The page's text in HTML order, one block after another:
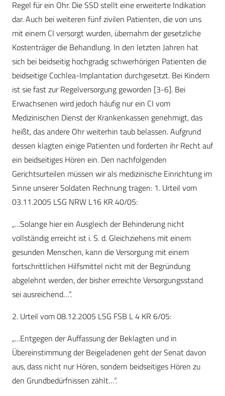
Regel für ein Ohr. Die SSD stellt eine erweiterte Indikation
dar. Auch bei weiteren fünf zivilen Patienten, die von uns
mit einem CI versorgt wurden, übernahm der gesetzliche
Kostenträger die Behandlung. In den letzten Jahren hat
sich bei beidseitig hochgradig schwerhörigen Patienten die
beidseitige Cochlea-Implantation durchgesetzt. Bei Kindern
ist sie fast zur Regelversorgung geworden [3-6]. Bei
Erwachsenen wird jedoch häufig nur ein CI vom
Medizinischen Dienst der Krankenkassen genehmigt, das
heißt, das andere Ohr weiterhin taub belassen. Aufgrund
dessen klagten einige Patienten und forderten ihr Recht auf
ein beidseitiges Hören ein. Den nachfolgenden
Gerichtsurteilen müssen wir als medizinische Einrichtung im
Sinne unserer Soldaten Rechnung tragen: 1. Urteil vom
03.11.2005 LSG NRW L16 KR 40/05:
„…Solange hier ein Ausgleich der Behinderung nicht
vollständig erreicht ist i. S. d. Gleichziehens mit einem
gesunden Menschen, kann die Versorgung mit einem
fortschrittlichen Hilfsmittel nicht mit der Begründung
abgelehnt werden, der bisher erreichte Versorgungsstand
sei ausreichend…“.
2. Urteil vom 08.12.2005 LSG FSB L 4 KR 6/05:
„…Entgegen der Auffassung der Beklagten und in
Übereinstimmung der Beigeladenen geht der Senat davon
aus, dass nicht nur Hören, sondern beidseitiges Hören zu
den Grundbedürfnissen zählt…“.